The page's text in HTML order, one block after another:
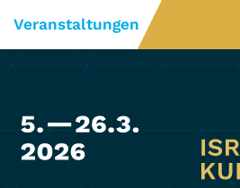
Veranstaltungen